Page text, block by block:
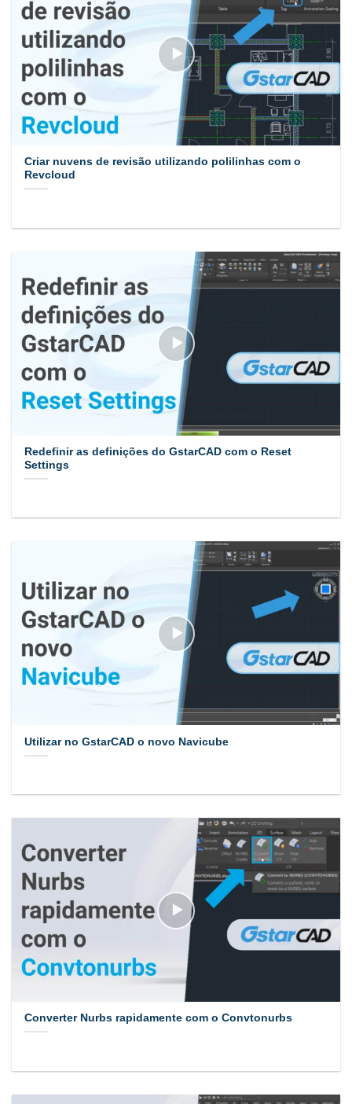
Criar nuvens de revisão utilizando polilinhas com o
Revcloud
Redefinir as definições do GstarCAD com o Reset
Settings
Utilizar no GstarCAD o novo Navicube
Converter Nurbs rapidamente com o Convtonurbs